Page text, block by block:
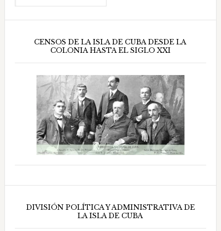
CENSOS DE LA ISLA DE CUBA DESDE LA
COLONIA HASTA EL SIGLO XXI
DIVISIÓN POLÍTICA Y ADMINISTRATIVA DE
LA ISLA DE CUBA